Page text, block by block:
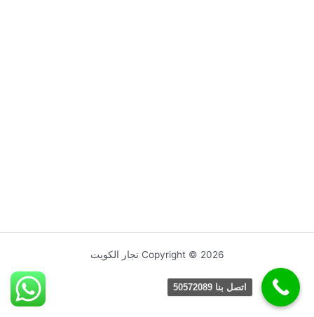
Copyright © 2026 نجار الكويت
اتصل بنا 50572089